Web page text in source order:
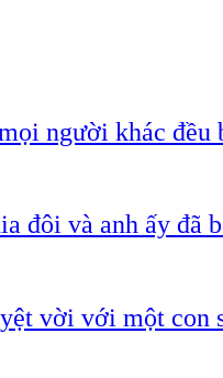
người khác đều
đôi và anh ấy đã
vời với một con